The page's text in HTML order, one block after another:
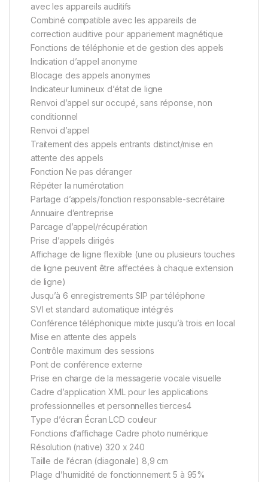
avec les appareils auditifs
Combiné compatible avec les appareils de
correction auditive pour appariement magnétique
Fonctions de téléphonie et de gestion des appels
Indication d’appel anonyme
Blocage des appels anonymes
Indicateur lumineux d’état de ligne
Renvoi d’appel sur occupé, sans réponse, non
conditionnel
Renvoi d’appel
Traitement des appels entrants distinct/mise en
attente des appels
Fonction Ne pas déranger
Répéter la numérotation
Partage d’appels/fonction responsable-secrétaire
Annuaire d’entreprise
Parcage d’appel/récupération
Prise d’appels dirigés
Affichage de ligne flexible (une ou plusieurs touches
de ligne peuvent être affectées à chaque extension
de ligne)
Jusqu’à 6 enregistrements SIP par téléphone
SVI et standard automatique intégrés
Conférence téléphonique mixte jusqu’à trois en local
Mise en attente des appels
Contrôle maximum des sessions
Pont de conférence externe
Prise en charge de la messagerie vocale visuelle
Cadre d’application XML pour les applications
professionnelles et personnelles tierces4
Type d’écran Écran LCD couleur
Fonctions d’affichage Cadre photo numérique
Résolution (native) 320 x 240
Taille de l’écran (diagonale) 8,9 cm
Plage d’humidité de fonctionnement 5 à 95%